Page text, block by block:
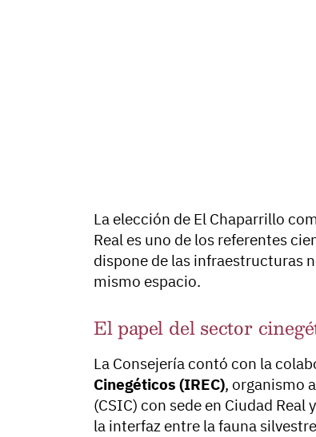
La elección de El Chaparrillo
Real es uno de los referentes
dispone de las infraestructuras
mismo espacio.
El papel del sector
La Consejería contó con la
Cinegéticos (IREC), organismo
(CSIC) con sede en Ciudad
la interfaz entre la fauna